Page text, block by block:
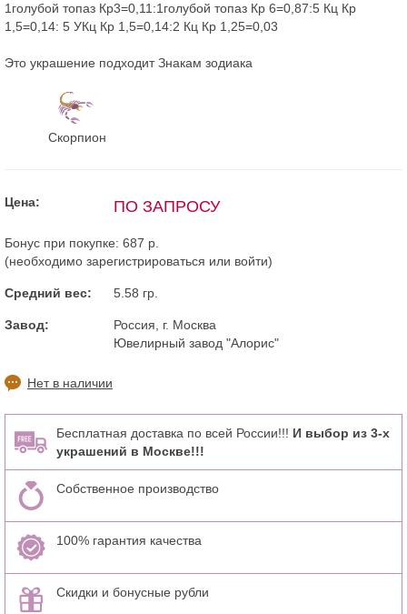
1голубой топаз Кр3=0,11:1голубой топаз Кр 6=0,87:5 Кц Кр
1,5=0,14: 5 УКц Кр 1,5=0,14:2 Кц Кр 1,25=0,03
Это украшение подходит Знакам зодиака
Скорпион
Цена: ПО ЗАПРОСУ
Бонус при покупке: 687 р.
(необходимо зарегистрироваться или войти)
Средний вес: 5.58 гр.
Завод:
Россия, г. Москва
Ювелирный завод "Алорис"
Нет в наличии
Бесплатная доставка по всей России!!! И выбор из 3-х
украшений в Москве!!!
Собственное производство
100% гарантия качества
Скидки и бонусные рубли